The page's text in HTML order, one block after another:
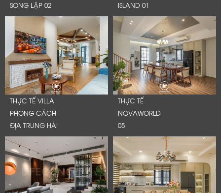
SONG LẬP 02
ISLAND 01
THỰC TẾ VILLA
PHONG CÁCH
ĐỊA TRUNG HẢI
THỰC TẾ
NOVAWORLD
05